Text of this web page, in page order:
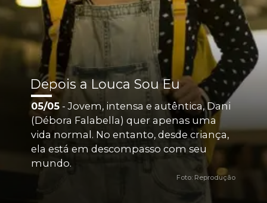
Depois a Louca Sou Eu
05/05 - Jovem, intensa e autêntica, Dani
(Débora Falabella) quer apenas uma
vida normal. No entanto, desde criança,
ela está em descompasso com seu
mundo.
Foto: Reprodução